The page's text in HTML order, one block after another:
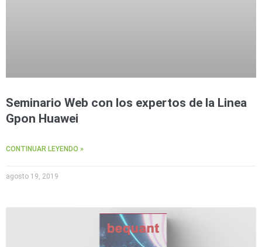
Seminario Web con los expertos de la Linea
Gpon Huawei
CONTINUAR LEYENDO »
agosto 19, 2019